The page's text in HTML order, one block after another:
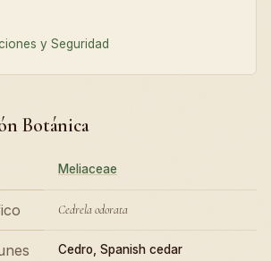
y Seguridad
Botánica
Meliaceae
Cedrela odorata
Cedro, Spanish cedar